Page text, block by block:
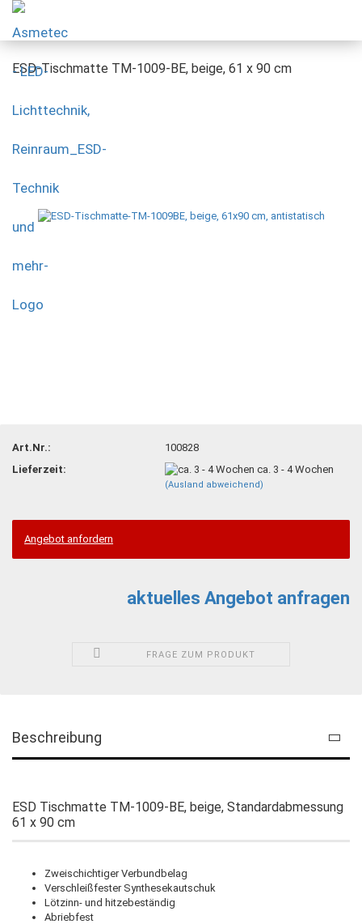
ESD-Tischmatte TM-1009-BE, beige, 61 x 90 cm
Art.Nr.:
100828
Lieferzeit:
ca. 3 - 4 Wochen
(Ausland abweichend)
Angebot anfordern
aktuelles Angebot anfragen
FRAGE ZUM PRODUKT
Beschreibung
ESD Tischmatte TM-1009-BE, beige, Standardabmessung
61 x 90 cm
Zweischichtiger Verbundbelag
Verschleißfester Synthesekautschuk
Lötzinn- und hitzebeständig
Abriebfest